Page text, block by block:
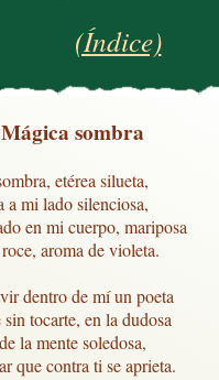
(Índice)
sombra
etérea silueta,
a mi lado silenciosa,
en mi cuerpo, mariposa
aroma de violeta.
dentro de mí un poeta
sin tocarte, en la dudosa
la mente soledosa,
que contra ti se aprieta.